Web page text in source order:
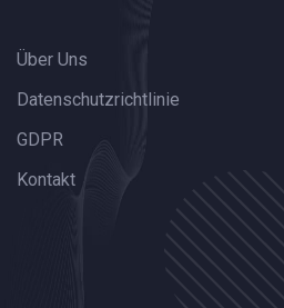
Über Uns
Datenschutzrichtlinie
GDPR
Kontakt